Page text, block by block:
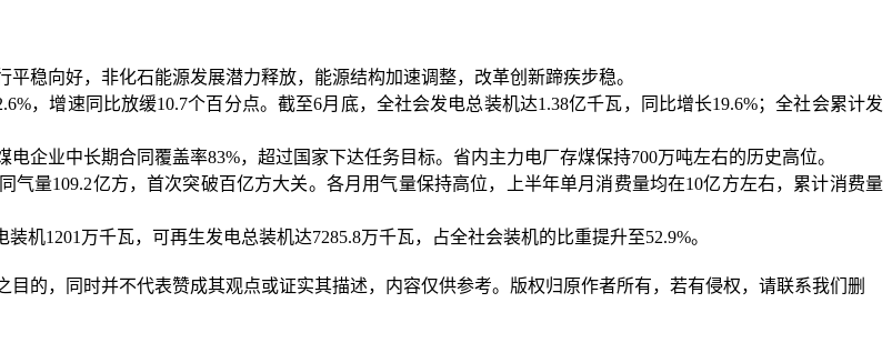
稳向好，非化石能源发展潜力释放，能源结构加速调整，改革创新蹄疾步稳。
，增速同比放缓10.7个百分点。截至6月底，全社会发电总装机达1.38亿千瓦，同比增长19.6%；全社会累计发
企业中长期合同覆盖率83%，超过国家下达任务目标。省内主力电厂存煤保持700万吨左右的历史高位。
量109.2亿方，首次突破百亿方大关。各月用气量保持高位，上半年单月消费量均在10亿方左右，累计消费量
机1201万千瓦，可再生发电总装机达7285.8万千瓦，占全社会装机的比重提升至52.9%。
的，同时并不代表赞成其观点或证实其描述，内容仅供参考。版权归原作者所有，若有侵权，请联系我们删